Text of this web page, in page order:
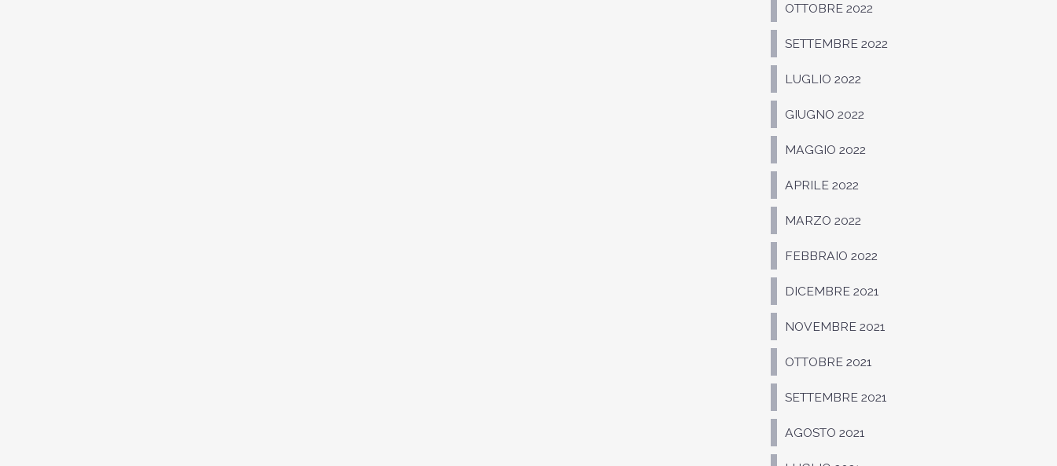
OTTOBRE 2022
SETTEMBRE 2022
LUGLIO 2022
GIUGNO 2022
MAGGIO 2022
APRILE 2022
MARZO 2022
FEBBRAIO 2022
DICEMBRE 2021
NOVEMBRE 2021
OTTOBRE 2021
SETTEMBRE 2021
AGOSTO 2021